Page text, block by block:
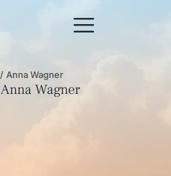
/ Anna Wagner
Anna Wagner